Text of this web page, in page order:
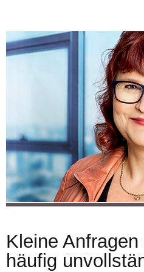
Kleine
häufig